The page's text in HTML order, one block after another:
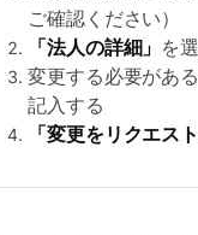
ご確認ください）
「法人の詳細」 を
変更する必要があ
記入する
「変更をリクエス